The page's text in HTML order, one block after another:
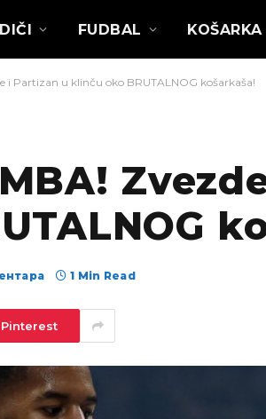
FUDBAL KOŠARKA
i Partizan u klinču oko BRUTALNOG košarkaša!
1 Min Read
Pinterest